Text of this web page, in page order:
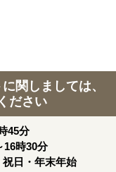
関しましては、
ださい
45分
16時30分
日・年末年始